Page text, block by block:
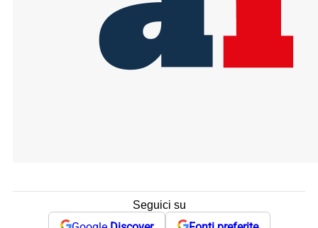
Seguici su